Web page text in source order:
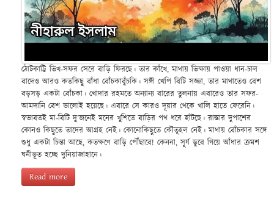
ঠোটকাট্টি ভিখ-সফর সেরে বাড়ি ফিরছে। তার কাঁখে, মাথায় ভিক্ষায় পাওয়া ধান-চাল
বাদেও আরও কতকিছু বাঁধা বোঁচকাবুঁচকি। সঙ্গী খেপি বিটি সজ্জা, তার মাথাতেও বেশ
বড়সড় একটা বোঁচকা। খোদার রহমতে অন্যান্য বারের তুলনায় এবারেও তার সফর-
আমদানি বেশ ভালোই হয়েছে। এবারে সে কারও দূয়ার থেকে খালি হাতে ফেরেনি।
স্বভাবতই মা-বিটি দু’জনেই মনের খুশিতে বাড়ির পথ ধরে হাঁটছে। রাস্তার দুপাশের
কোনও কিছুতে তাদের আগ্রহ নেই। কোনোকিছুতে কৌতূহল নেই। মাথায় বোঁচকার সঙ্গে
শুধু একটা চিন্তা আছে, কতক্ষণে বাড়ি পৌঁছাবে! কেননা, সূর্য ডুবে গিয়ে আঁধার ক্রমশ
ঘনীভূত হচ্ছে দুনিয়াজাহানে।
Read more